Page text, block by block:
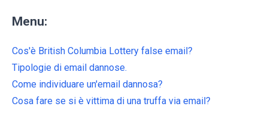
Menu:
Cos'è British Columbia Lottery false email?
Tipologie di email dannose.
Come individuare un'email dannosa?
Cosa fare se si è vittima di una truffa via email?